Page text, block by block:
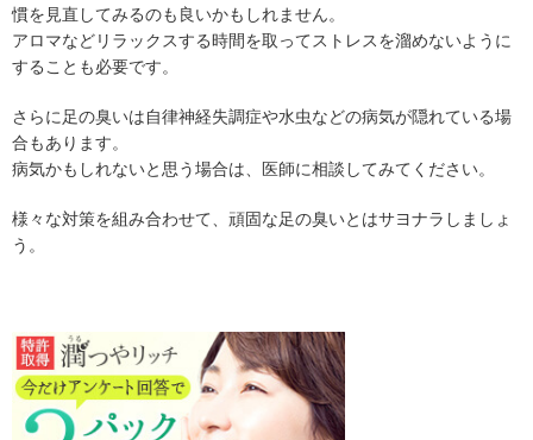
慣を見直してみるのも良いかもしれません。
アロマなどリラックスする時間を取ってストレスを溜めないように
することも必要です。
さらに足の臭いは自律神経失調症や水虫などの病気が隠れている場
合もあります。
病気かもしれないと思う場合は、医師に相談してみてください。
様々な対策を組み合わせて、頑固な足の臭いとはサヨナラしましょ
う。